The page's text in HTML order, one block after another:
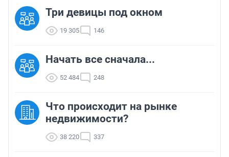
Три девицы под окном
19 305 146
Начать все сначала...
52 484 248
Что происходит на рынке
недвижимости?
38 220 337